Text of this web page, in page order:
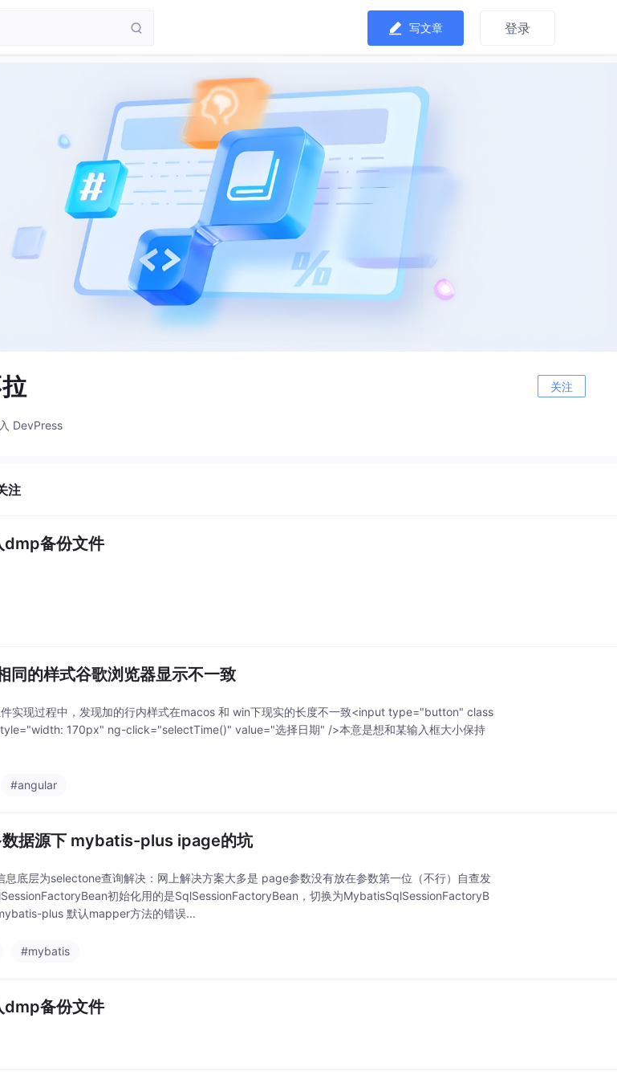
写文章 登录
关注
DevPress
注
dmp备份文件
同的样式谷歌浏览器显示不一致
实现过程中，发现加的行内样式在macos 和 win下现实的长度不一致<input type="button" class
170px" ng-click="selectTime()" value="选择日期" />本意是想和某输入框大小保持
#angular
据源下 mybatis-plus ipage的坑
息底层为selectone查询解决：网上解决方案大多是 page参数没有放在参数第一位（不行）自查发
初始化用的是SqlSessionFactoryBean，切换为MybatisSqlSessionFactoryB
plus 默认mapper方法的错误...
#mybatis
dmp备份文件